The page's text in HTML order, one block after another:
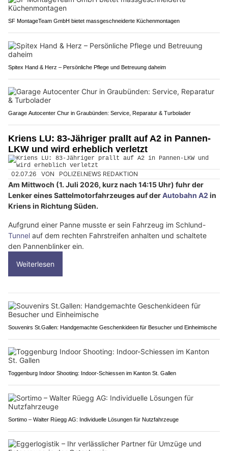
SF MontageTeam GmbH bietet massgeschneiderte Küchenmontagen
Spitex Hand & Herz – Persönliche Pflege und Betreuung daheim
Garage Autocenter Chur in Graubünden: Service, Reparatur & Turbolader
Kriens LU: 83-Jähriger prallt auf A2 in Pannen-
LKW und wird erheblich verletzt
02.07.26 VON POLIZEI.NEWS REDAKTION
Am Mittwoch (1. Juli 2026, kurz nach 14:15 Uhr) fuhr der
Lenker eines Sattelmotorfahrzeuges auf derAutobahn A2 in
Kriens in Richtung Süden.
Aufgrund einer Panne musste er sein Fahrzeug im Schlund-
Tunnel auf dem rechten Fahrstreifen anhalten und schaltete
den Pannenblinker ein.
Weiterlesen
Souvenirs St.Gallen: Handgemachte Geschenkideen für Besucher und Einheimische
Toggenburg Indoor Shooting: Indoor-Schiessen im Kanton St. Gallen
Sortimo – Walter Rüegg AG: Individuelle Lösungen für Nutzfahrzeuge